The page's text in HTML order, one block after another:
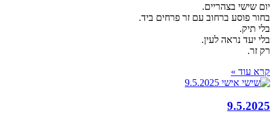
יום שישי בצהריים.
בחור פוסע ברחוב עם זר פרחים ביד.
בלי תיק.
בלי יעד נראה לעין.
רק זר.
קרא עוד »
9.5.2025